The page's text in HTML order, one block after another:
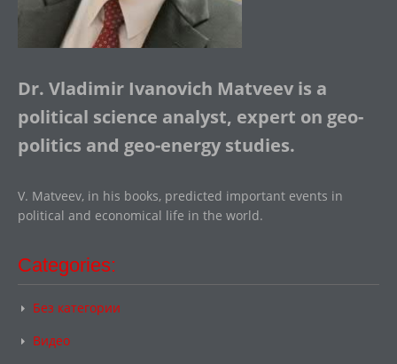
Dr. Vladimir Ivanovich Matveev is a
political science analyst, expert on geo-
politics and geo-energy studies.
V. Matveev, in his books, predicted important events in
political and economical life in the world.
Categories:
Без категории
Видео